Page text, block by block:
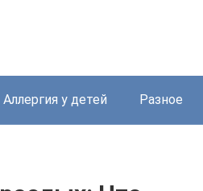
Аллергия у детей Разное